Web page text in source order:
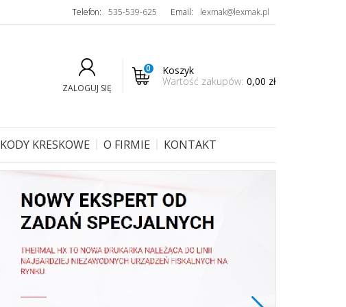
Telefon: 535-539-625 Email: lexmak@lexmak.pl
ZALOGUJ SIĘ
0
Koszyk
Wartość zakupów: 0,00 zł
KODY KRESKOWE O FIRMIE KONTAKT